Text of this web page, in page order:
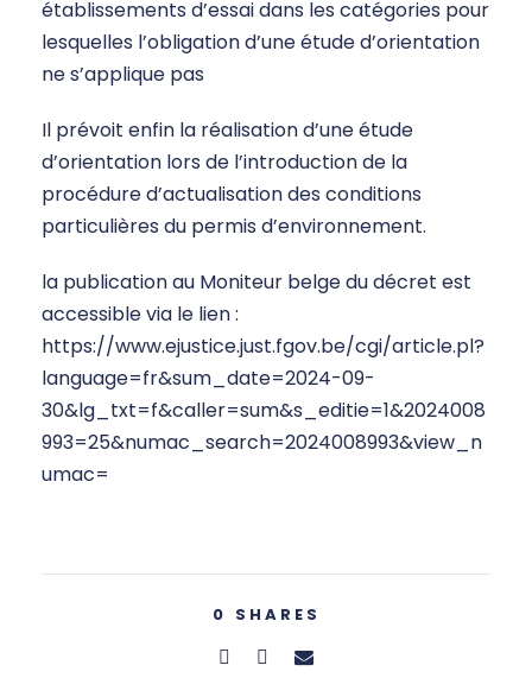
établissements d’essai dans les catégories pour
lesquelles l’obligation d’une étude d’orientation
ne s’applique pas
Il prévoit enfin la réalisation d’une étude
d’orientation lors de l’introduction de la
procédure d’actualisation des conditions
particulières du permis d’environnement.
la publication au Moniteur belge du décret est
accessible via le lien :
https://www.ejustice.just.fgov.be/cgi/article.pl?
language=fr&sum_date=2024-09-
30&lg_txt=f&caller=sum&s_editie=1&2024008
993=25&numac_search=2024008993&view_n
umac=
0 SHARES